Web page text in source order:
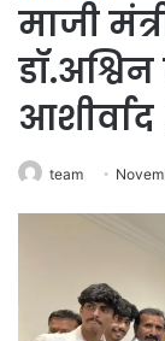
माजी
आशीर्वाद
team